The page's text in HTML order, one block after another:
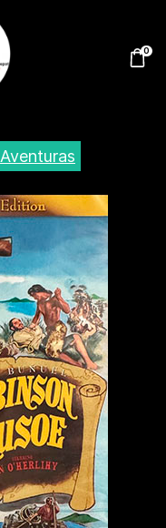
0
Aventuras